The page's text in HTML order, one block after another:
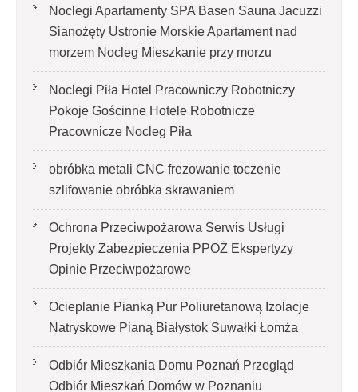
Noclegi Apartamenty SPA Basen Sauna Jacuzzi
Sianożęty Ustronie Morskie Apartament nad
morzem Nocleg Mieszkanie przy morzu
Noclegi Piła Hotel Pracowniczy Robotniczy
Pokoje Gościnne Hotele Robotnicze
Pracownicze Nocleg Piła
obróbka metali CNC frezowanie toczenie
szlifowanie obróbka skrawaniem
Ochrona Przeciwpożarowa Serwis Usługi
Projekty Zabezpieczenia PPOŻ Ekspertyzy
Opinie Przeciwpożarowe
Ocieplanie Pianką Pur Poliuretanową Izolacje
Natryskowe Pianą Białystok Suwałki Łomża
Odbiór Mieszkania Domu Poznań Przegląd
Odbiór Mieszkań Domów w Poznaniu